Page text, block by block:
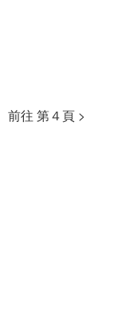
前往 第４頁 >